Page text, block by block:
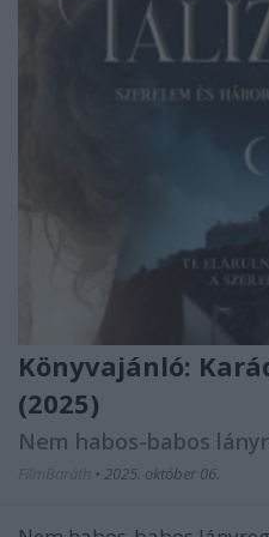
Könyvajánló:
(2025)
Nem habos-babos
• 2025. október 06.